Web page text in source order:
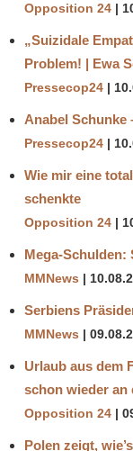
Opposition 24
„Suizidale
Problem! | Ewa
Pressecop24
Anabel Schunke
Pressecop24
Wie mir eine
schenkte
Opposition 24
Mega-Schulden:
MMNews
Serbiens
MMNews
Urlaub aus dem
schon wieder an
Opposition 24
Polen zeigt,